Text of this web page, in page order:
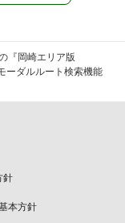
『岡崎エリア版
ーダルルート検索機能
針
本方針